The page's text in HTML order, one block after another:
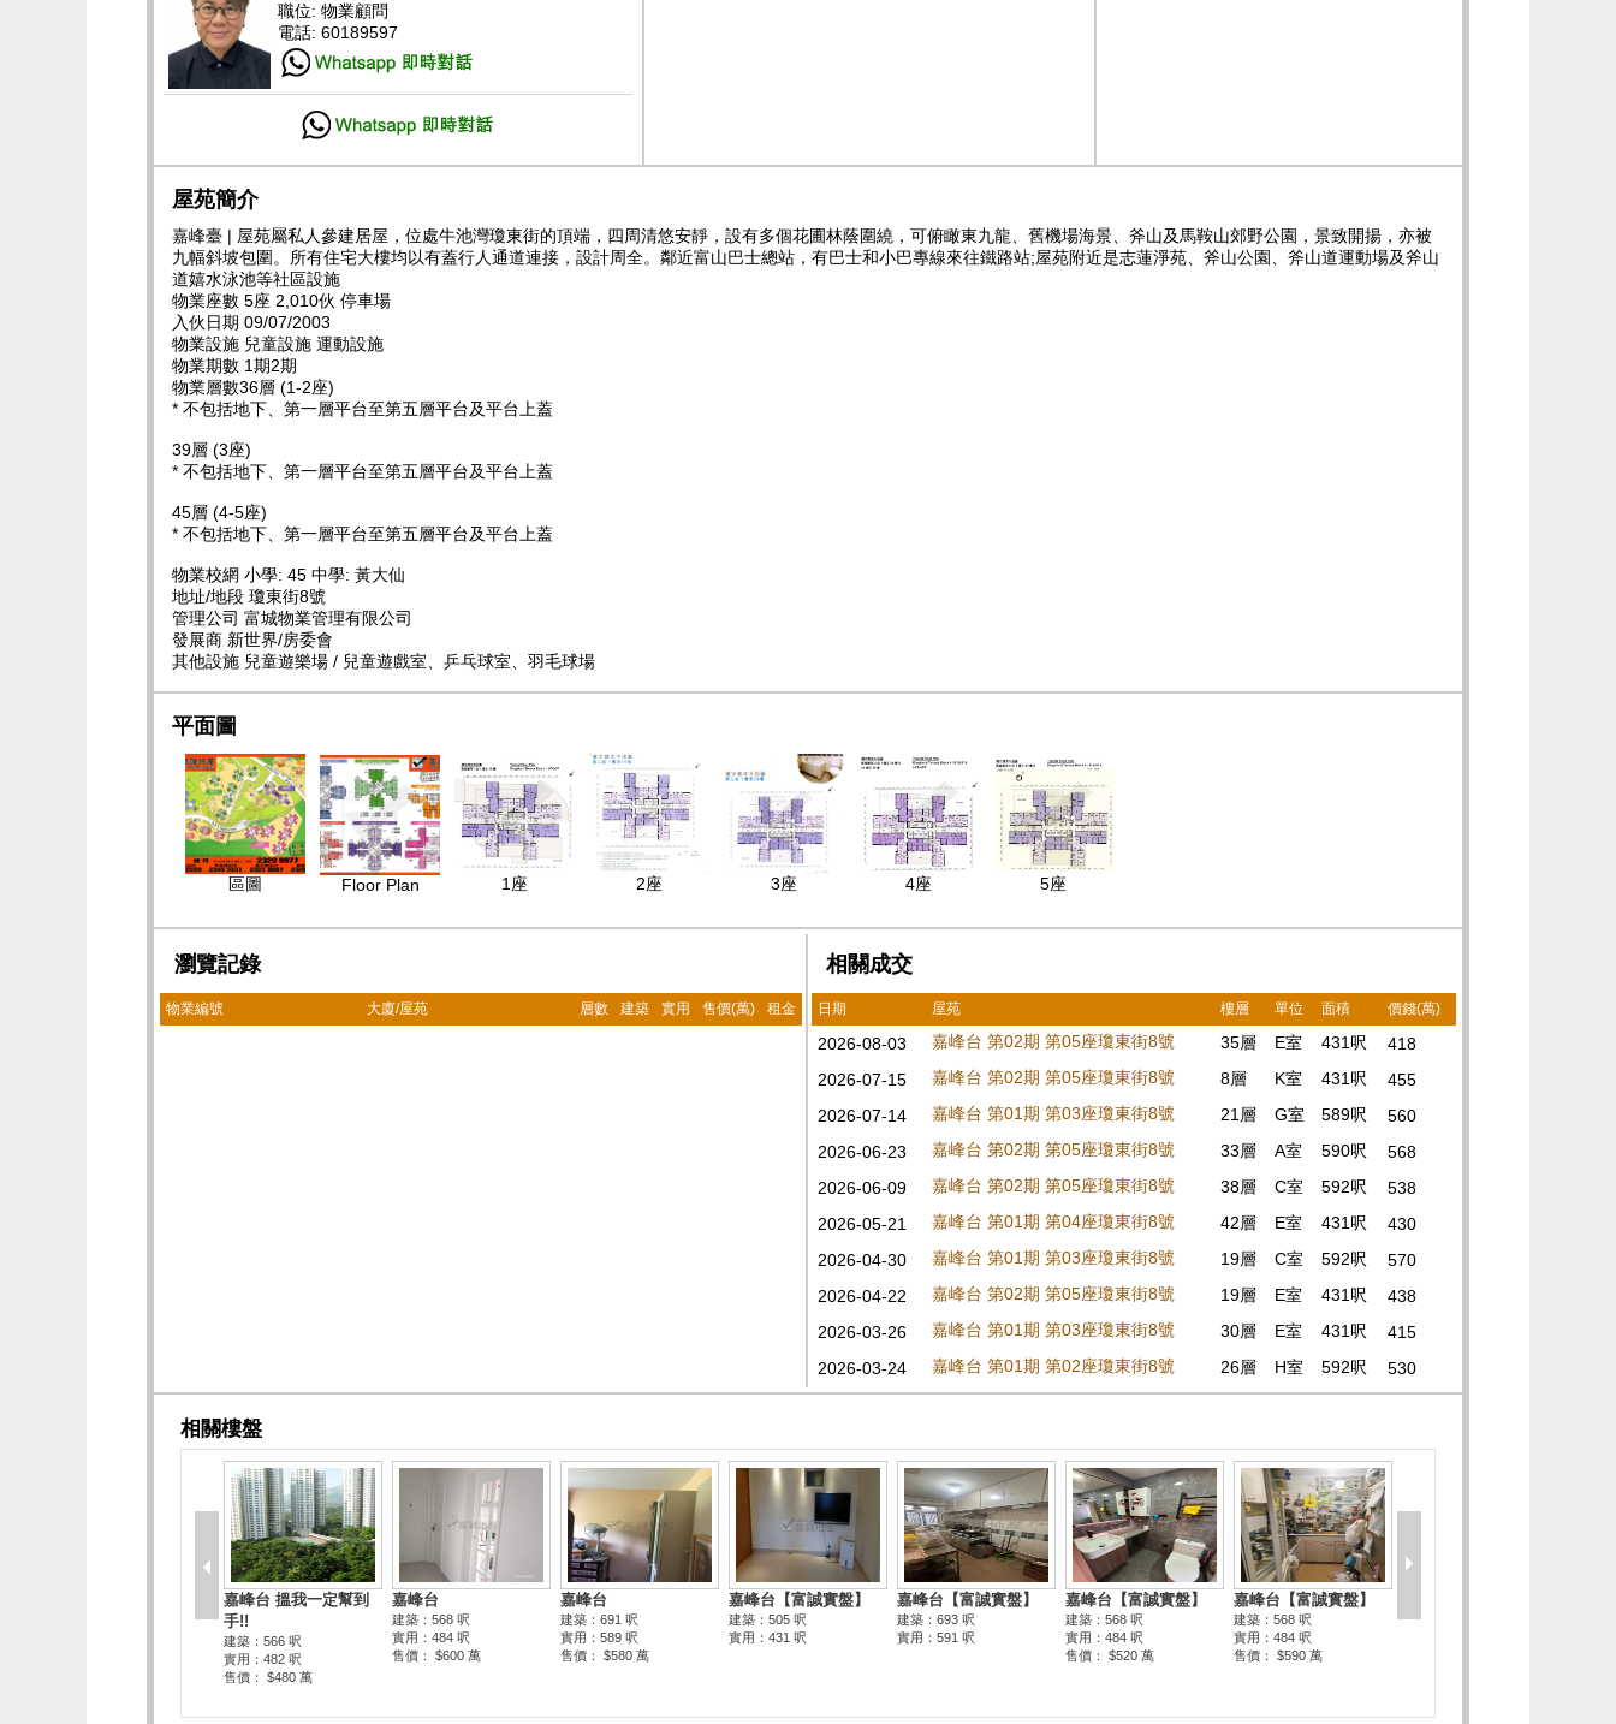
職位: 物業顧問
電話: 60189597
屋苑簡介
嘉峰臺 | 屋苑屬私人參建居屋，位處牛池灣瓊東街的頂端，四周清悠安靜，設有多個花圃林蔭圍繞，可俯瞰東九龍、舊機場海景、斧山及馬鞍山郊野公園，景致開揚，亦被
九幅斜坡包圍。所有住宅大樓均以有蓋行人通道連接，設計周全。鄰近富山巴士總站，有巴士和小巴專線來往鐵路站;屋苑附近是志蓮淨苑、斧山公園、斧山道運動場及斧山
道嬉水泳池等社區設施
物業座數 5座 2,010伙 停車場
入伙日期 09/07/2003
物業設施 兒童設施 運動設施
物業期數 1期2期
物業層數36層 (1-2座)
* 不包括地下、第一層平台至第五層平台及平台上蓋
39層 (3座)
* 不包括地下、第一層平台至第五層平台及平台上蓋
45層 (4-5座)
* 不包括地下、第一層平台至第五層平台及平台上蓋
物業校網 小學: 45 中學: 黃大仙
地址/地段 瓊東街8號
管理公司 富城物業管理有限公司
發展商 新世界/房委會
其他設施 兒童遊樂場 / 兒童遊戲室、乒乓球室、羽毛球場
平面圖
區圖 Floor Plan 1座 2座 3座 4座 5座
瀏覽記錄
物業編號 大廈/屋苑 層數 建築 實用 售價(萬) 租金
相關成交
日期 屋苑 樓層 單位 面積 價錢(萬)
2026-08-03 嘉峰台 第02期 第05座瓊東街8號 35層 E室 431呎
418
2026-07-15
嘉峰台 第02期 第05座瓊東街8號 8層 K室 431呎
455
2026-07-14
嘉峰台 第01期 第03座瓊東街8號 21層 G室 589呎
560
2026-06-23
嘉峰台 第02期 第05座瓊東街8號 33層 A室 590呎
568
2026-06-09
嘉峰台 第02期 第05座瓊東街8號 38層 C室 592呎
538
2026-05-21
嘉峰台 第01期 第04座瓊東街8號 42層 E室 431呎
430
2026-04-30
嘉峰台 第01期 第03座瓊東街8號 19層 C室 592呎
570
2026-04-22
嘉峰台 第02期 第05座瓊東街8號 19層 E室 431呎
438
2026-03-26
嘉峰台 第01期 第03座瓊東街8號 30層 E室 431呎
415
2026-03-24
嘉峰台 第01期 第02座瓊東街8號 26層 H室 592呎 530